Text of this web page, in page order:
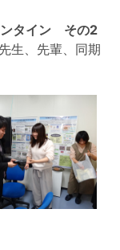
タイン その2
生、先輩、同期